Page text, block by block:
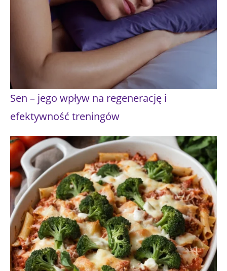
Sen – jego wpływ na regenerację i
efektywność treningów